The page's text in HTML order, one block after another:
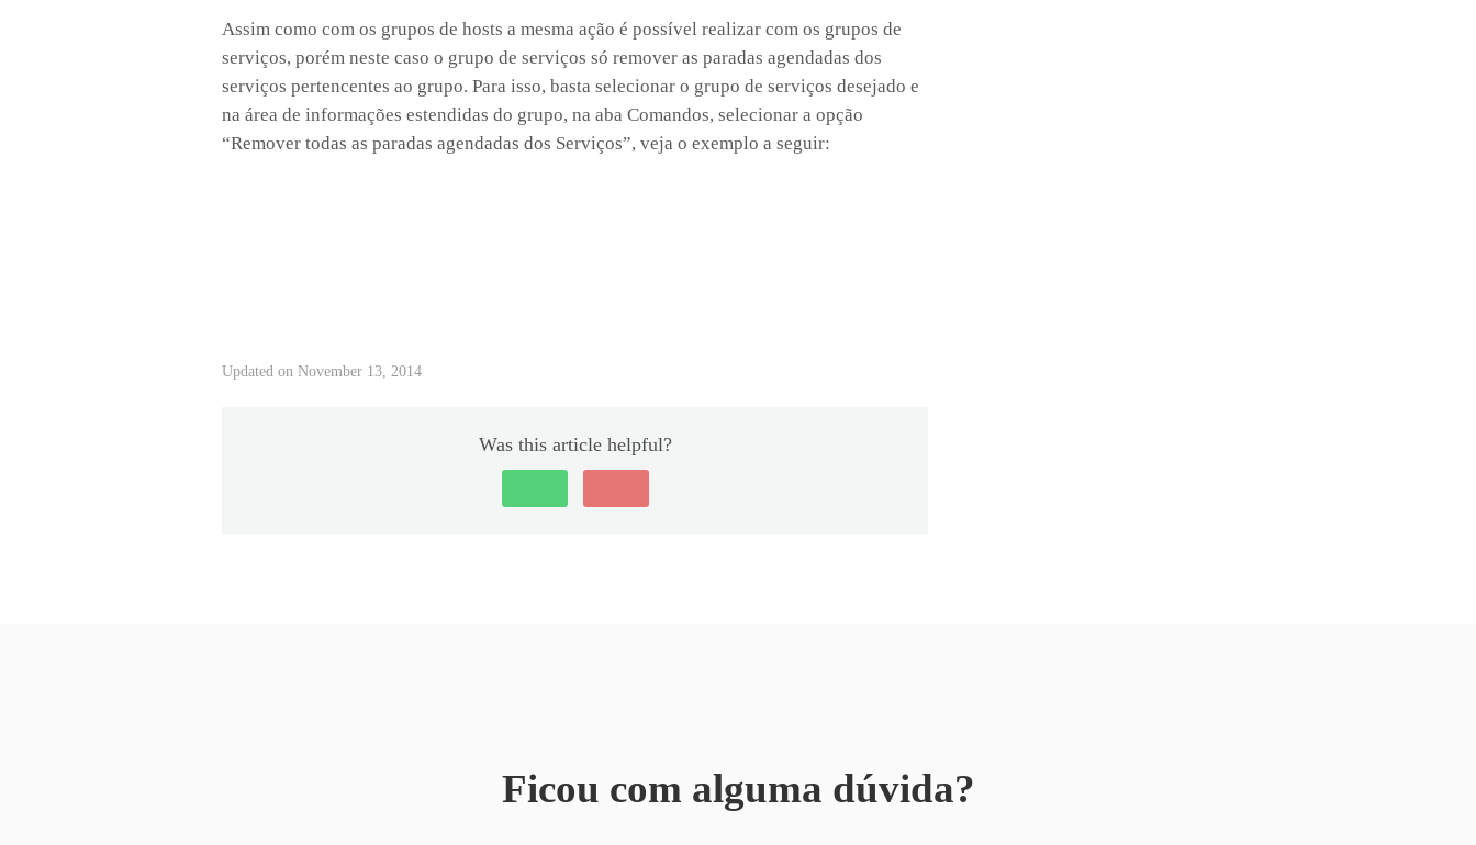
Assim como com os grupos de hosts a mesma ação é possível realizar com os grupos de
serviços, porém neste caso o grupo de serviços só remover as paradas agendadas dos
serviços pertencentes ao grupo. Para isso, basta selecionar o grupo de serviços desejado e
na área de informações estendidas do grupo, na aba Comandos, selecionar a opção
“Remover todas as paradas agendadas dos Serviços”, veja o exemplo a seguir:
Updated on November 13, 2014
Was this article helpful?
Ficou com alguma dúvida?